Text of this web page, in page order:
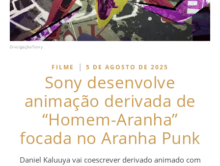
Divulgação/Sony
FILME | 5 DE AGOSTO DE 2025
Sony desenvolve
animação derivada de
“Homem-Aranha”
focada no Aranha Punk
Daniel Kaluuya vai coescrever derivado animado com